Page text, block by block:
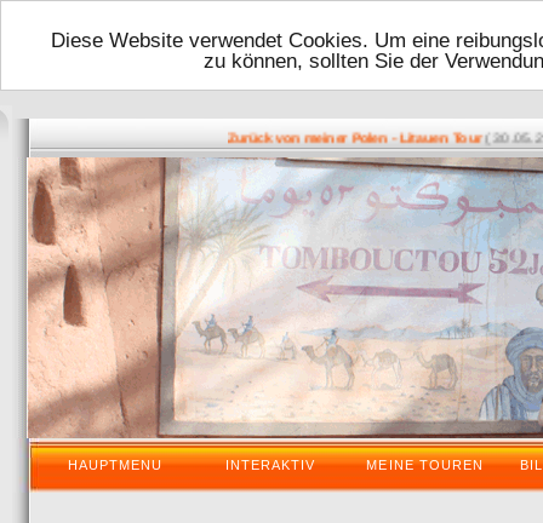
Diese Website verwendet Cookies. Um eine
zu können, sollten Sie der
Zurück von meiner Polen - Litauen Tour(
HAUPTMENU INTERAKTIV MEINE TOUREN